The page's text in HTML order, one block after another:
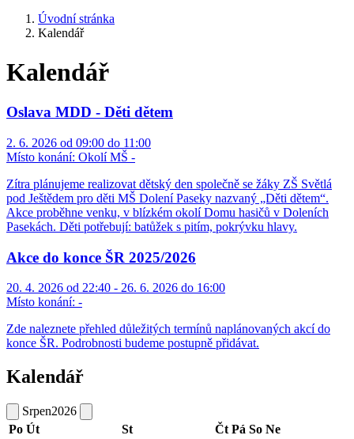
Úvodní stránka
Kalendář
Kalendář
Oslava MDD - Děti dětem
2. 6. 2026 od 09:00 do 11:00
Místo konání: Okolí MŠ -
Zítra plánujeme realizovat dětský den společně se žáky ZŠ Světlá
pod Ještědem pro děti MŠ Dolení Paseky nazvaný „Děti dětem“.
Akce proběhne venku, v blízkém okolí Domu hasičů v Doleních
Pasekách. Děti potřebují: batůžek s pitím, pokrývku hlavy.
Akce do konce ŠR 2025/2026
20. 4. 2026 od 22:40 - 26. 6. 2026 do 16:00
Místo konání: -
Zde naleznete přehled důležitých termínů naplánovaných akcí do
konce ŠR. Podrobnosti budeme postupně přidávat.
Kalendář
Srpen2026
Po Út St Čt Pá So Ne